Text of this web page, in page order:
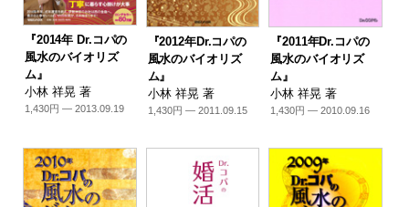
『2014年 Dr.コパの
風水のバイオリズ
ム』
小林 祥晃 著
1,430円 — 2013.09.19
『2012年Dr.コパの
風水のバイオリズ
ム』
小林 祥晃 著
1,430円 — 2011.09.15
『2011年Dr.コパの
風水のバイオリズ
ム』
小林 祥晃 著
1,430円 — 2010.09.16